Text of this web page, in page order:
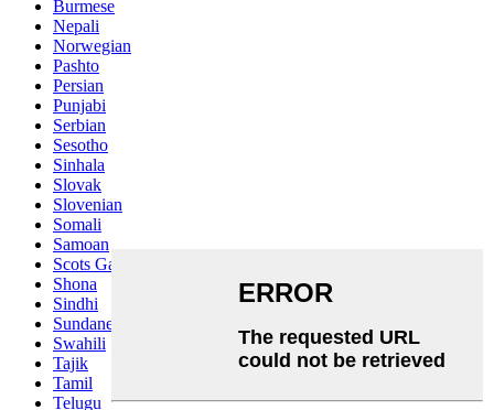
Burmese
Nepali
Norwegian
Pashto
Persian
Punjabi
Serbian
Sesotho
Sinhala
Slovak
Slovenian
Somali
Samoan
Scots Gaelic
Shona
Sindhi
Sundanese
Swahili
Tajik
Tamil
Telugu